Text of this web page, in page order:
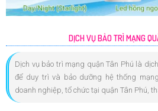
DỊCH VỤ BẢO TRÌ MẠNG
Dịch vụ bảo trì mạng quận Tân Phú là
để duy trì và bảo dưỡng hệ thống
doanh nghiệp, tổ chức tại quận Tân Phú,